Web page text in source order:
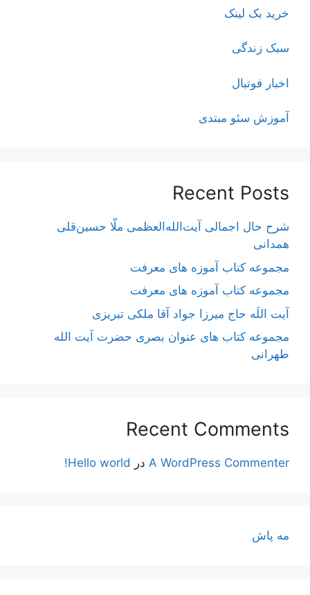
خرید بک لینک
سبک زندگی
اخبار فوتبال
آموزش سئو مبتدی
Recent Posts
شرح حال اجمالی آیت‌الله‌العظمی ملّا حسین‌قلی
همدانی
مجموعه کتاب آموزه های معرفت
مجموعه کتاب آموزه های معرفت
آیت اللَه حاج میرزا جواد آقا ملکی تبریزی
مجموعه کتاب های عنوان بصری حضرت آیت الله
طهرانی
Recent Comments
A WordPress Commenter در Hello world!
مه پاش